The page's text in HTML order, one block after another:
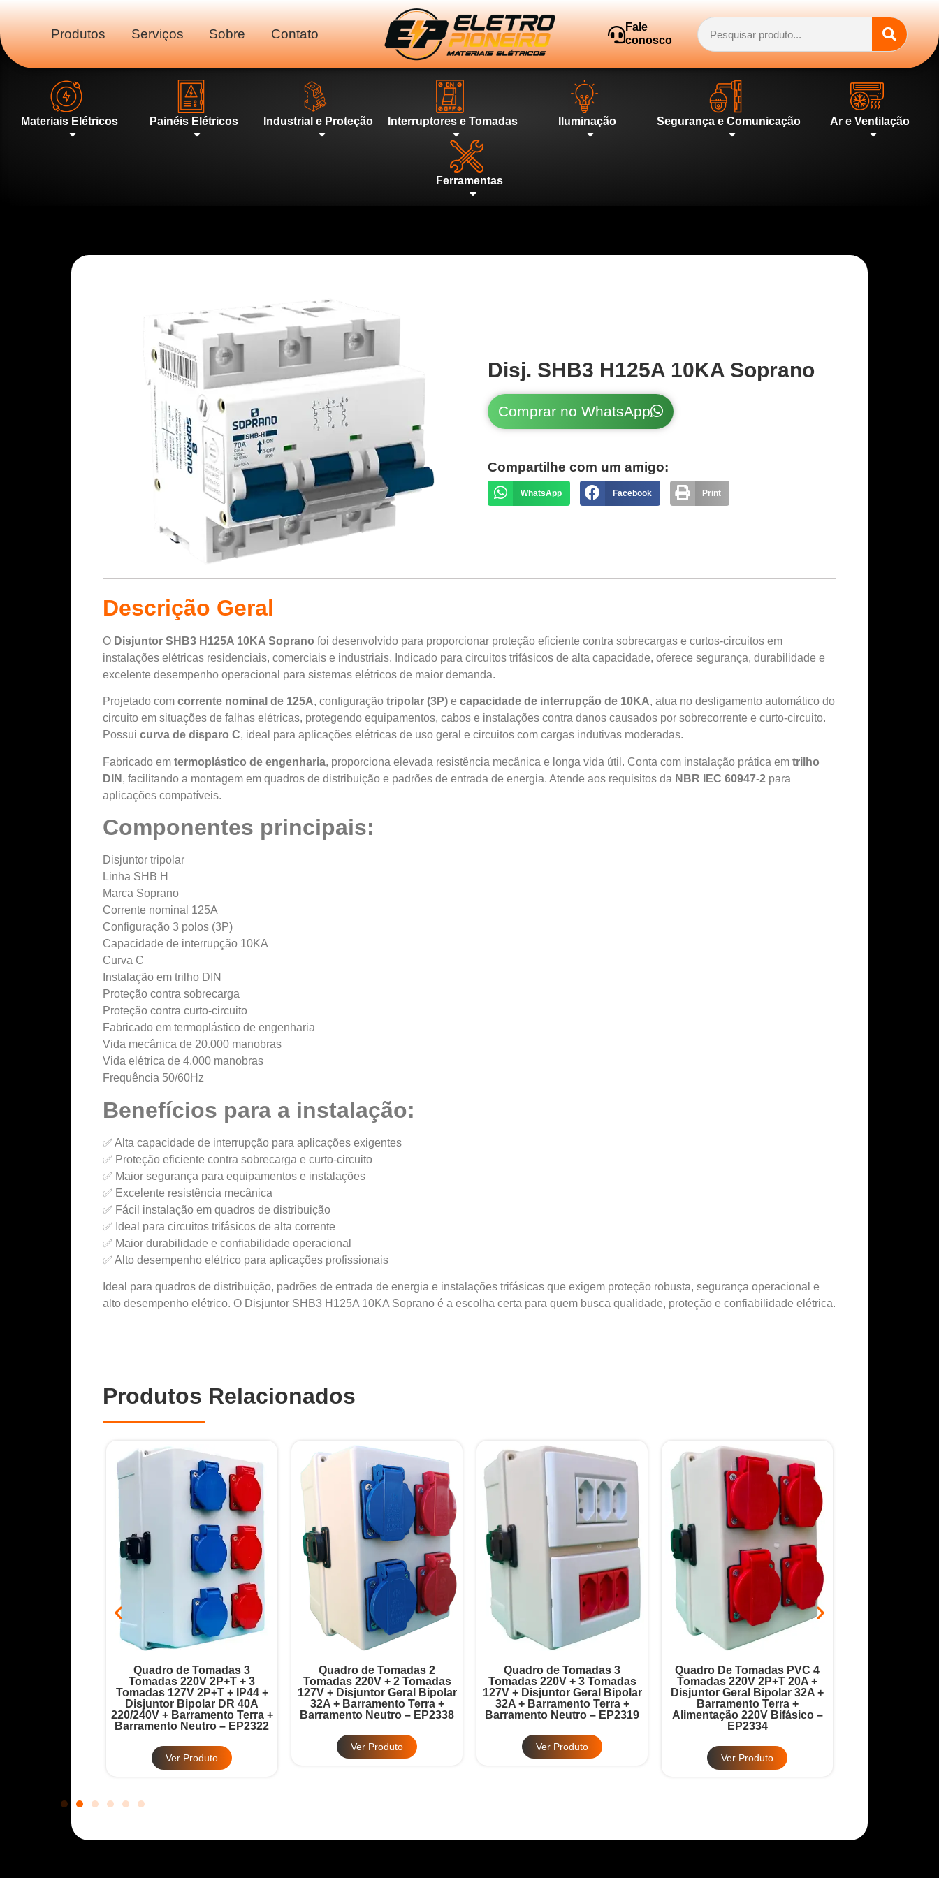
Produtos Serviços Sobre Contato
Fale
conosco
Materiais Elétricos Painéis Elétricos Industrial e Proteção Interruptores e Tomadas Iluminação Segurança e Comunicação Ar e Ventilação
Ferramentas
Disj. SHB3 H125A 10KA Soprano
Comprar no WhatsApp
Compartilhe com um amigo:
WhatsApp Facebook Print
Descrição Geral
O Disjuntor SHB3 H125A 10KA Soprano foi desenvolvido para proporcionar proteção eficiente contra sobrecargas e curtos-circuitos em
instalações elétricas residenciais, comerciais e industriais. Indicado para circuitos trifásicos de alta capacidade, oferece segurança, durabilidade e
excelente desempenho operacional para sistemas elétricos de maior demanda.
Projetado com corrente nominal de 125A, configuração tripolar (3P) e capacidade de interrupção de 10KA, atua no desligamento automático do
circuito em situações de falhas elétricas, protegendo equipamentos, cabos e instalações contra danos causados por sobrecorrente e curto-circuito.
Possui curva de disparo C, ideal para aplicações elétricas de uso geral e circuitos com cargas indutivas moderadas.
Fabricado em termoplástico de engenharia, proporciona elevada resistência mecânica e longa vida útil. Conta com instalação prática em trilho
DIN , facilitando a montagem em quadros de distribuição e padrões de entrada de energia. Atende aos requisitos da NBR IEC 60947-2 para
aplicações compatíveis.
Componentes principais:
Disjuntor tripolar
Linha SHB H
Marca Soprano
Corrente nominal 125A
Configuração 3 polos (3P)
Capacidade de interrupção 10KA
Curva C
Instalação em trilho DIN
Proteção contra sobrecarga
Proteção contra curto-circuito
Fabricado em termoplástico de engenharia
Vida mecânica de 20.000 manobras
Vida elétrica de 4.000 manobras
Frequência 50/60Hz
Benefícios para a instalação:
✅ Alta capacidade de interrupção para aplicações exigentes
✅ Proteção eficiente contra sobrecarga e curto-circuito
✅ Maior segurança para equipamentos e instalações
✅ Excelente resistência mecânica
✅ Fácil instalação em quadros de distribuição
✅ Ideal para circuitos trifásicos de alta corrente
✅ Maior durabilidade e confiabilidade operacional
✅ Alto desempenho elétrico para aplicações profissionais
Ideal para quadros de distribuição, padrões de entrada de energia e instalações trifásicas que exigem proteção robusta, segurança operacional e
alto desempenho elétrico. O Disjuntor SHB3 H125A 10KA Soprano é a escolha certa para quem busca qualidade, proteção e confiabilidade elétrica.
Produtos Relacionados
Quadro de Tomadas 3
Tomadas 220V 2P+T + 3
Tomadas 127V 2P+T + IP44 +
Disjuntor Bipolar DR 40A
220/240V + Barramento Terra +
Barramento Neutro – EP2322
Ver Produto
Quadro de Tomadas 2
Tomadas 220V + 2 Tomadas
127V + Disjuntor Geral Bipolar
32A + Barramento Terra +
Barramento Neutro – EP2338
Ver Produto
Quadro de Tomadas 3
Tomadas 220V + 3 Tomadas
127V + Disjuntor Geral Bipolar
32A + Barramento Terra +
Barramento Neutro – EP2319
Ver Produto
Quadro De Tomadas PVC 4
Tomadas 220V 2P+T 20A +
Disjuntor Geral Bipolar 32A +
Barramento Terra +
Alimentação 220V Bifásico –
EP2334
Ver Produto